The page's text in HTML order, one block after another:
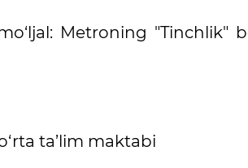
Metroning "Tinchlik"
ta’lim maktabi